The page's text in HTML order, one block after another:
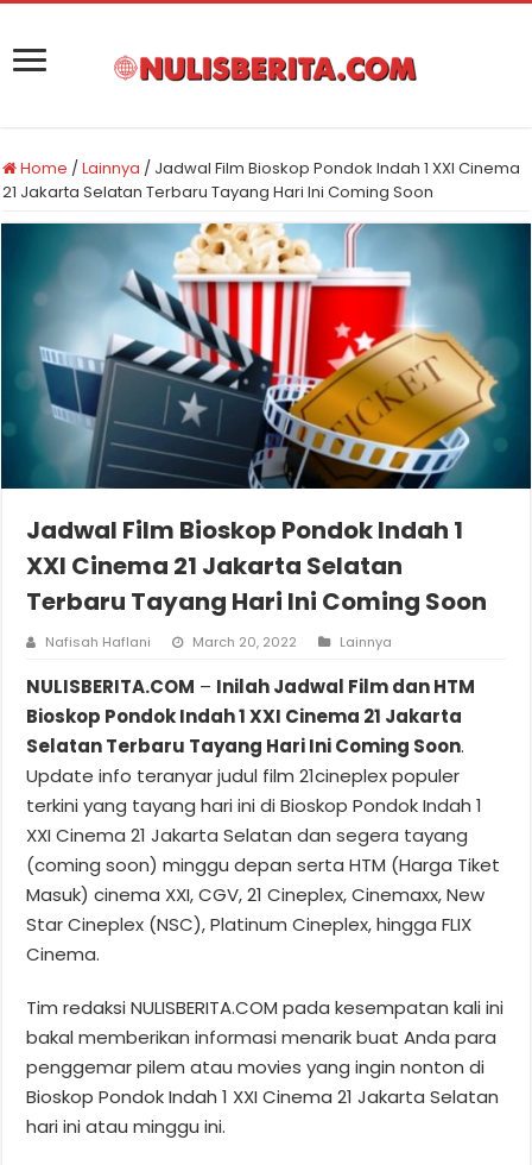
Home /Lainnya / Jadwal Film Bioskop Pondok Indah 1 XXI Cinema
21 Jakarta Selatan Terbaru Tayang Hari Ini Coming Soon
Jadwal Film Bioskop Pondok Indah 1
XXI Cinema 21 Jakarta Selatan
Terbaru Tayang Hari Ini Coming Soon
Nafisah Haflani March 20, 2022 Lainnya
NULISBERITA.COM – Inilah Jadwal Film dan HTM
Bioskop Pondok Indah 1 XXI Cinema 21 Jakarta
Selatan Terbaru Tayang Hari Ini Coming Soon.
Update info teranyar judul film 21cineplex populer
terkini yang tayang hari ini di Bioskop Pondok Indah 1
XXI Cinema 21 Jakarta Selatan dan segera tayang
(coming soon) minggu depan serta HTM (Harga Tiket
Masuk) cinema XXI, CGV, 21 Cineplex, Cinemaxx, New
Star Cineplex (NSC), Platinum Cineplex, hingga FLIX
Cinema.
Tim redaksi NULISBERITA.COM pada kesempatan kali ini
bakal memberikan informasi menarik buat Anda para
penggemar pilem atau movies yang ingin nonton di
Bioskop Pondok Indah 1 XXI Cinema 21 Jakarta Selatan
hari ini atau minggu ini.